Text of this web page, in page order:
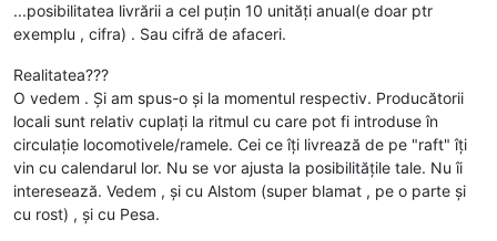
...posibilitatea livrării a cel puțin 10 unități anual(e doar ptr
exemplu , cifra) . Sau cifră de afaceri.
Realitatea???
O vedem . Și am spus-o și la momentul respectiv. Producătorii
locali sunt relativ cuplați la ritmul cu care pot fi introduse în
circulație locomotivele/ramele. Cei ce îți livrează de pe "raft" îți
vin cu calendarul lor. Nu se vor ajusta la posibilitățile tale. Nu îi
interesează. Vedem , și cu Alstom (super blamat , pe o parte și
cu rost) , și cu Pesa.